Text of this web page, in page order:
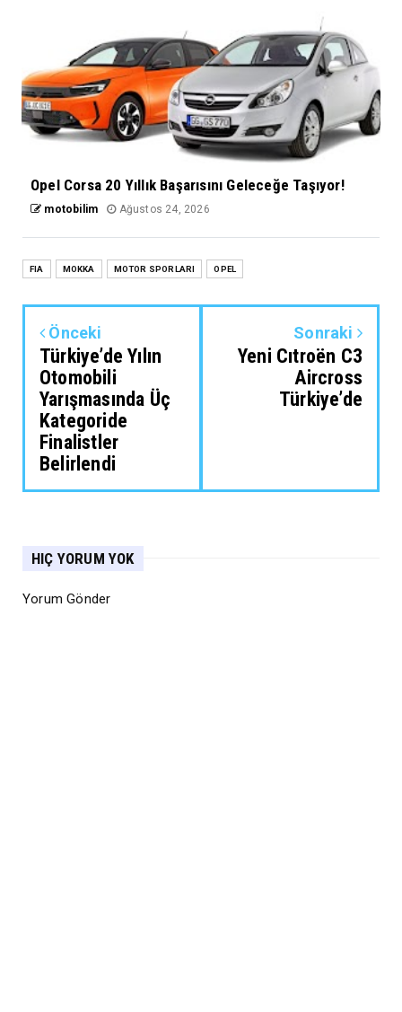
Opel Corsa 20 Yıllık Başarısını Geleceğe Taşıyor!
motobilim Ağustos 24, 2026
FIA MOKKA MOTOR SPORLARI OPEL
Önceki
Türkiye’de Yılın
Otomobili
Yarışmasında Üç
Kategoride
Finalistler
Belirlendi
Sonraki
Yeni Cıtroën C3
Aircross
Türkiye’de
HIÇ YORUM YOK
Yorum Gönder